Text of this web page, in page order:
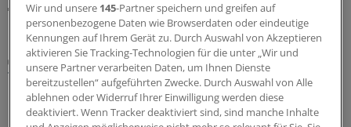
MEHR ZUM THEMA
NeTKoH-Studie in Vorpommern
Telekonsil bei neurologischen Beschwerden hilft
Patienten und schont die Ressourcen
Patienten mit neurologischen Beschwerden kann in
Wir und unsere 145-Partner speichern und greifen auf
personenbezogene Daten wie Browserdaten oder eindeutige
Kennungen auf Ihrem Gerät zu. Durch Auswahl von Akzeptieren
aktivieren Sie Tracking-Technologien für die unter „Wir und
unsere Partner verarbeiten Daten, um Ihnen Dienste
bereitzustellen“ aufgeführten Zwecke. Durch Auswahl von Alle
ablehnen oder Widerruf Ihrer Einwilligung werden diese
deaktiviert. Wenn Tracker deaktiviert sind, sind manche Inhalte